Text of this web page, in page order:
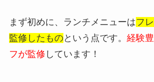
まず初めに、ランチメニューはフ
監修したものという点です。 経験
フが監修 しています！